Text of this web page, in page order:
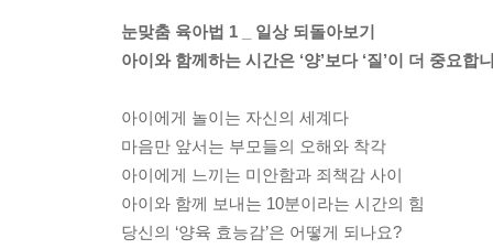
눈맞춤 육아법 1 _ 일상 되돌아보기
아이와 함께하는 시간은 ‘양’보다 ‘질’이 더 중요합
아이에게 놀이는 자신의 세계다
마음만 앞서는 부모들의 오해와 착각
아이에게 느끼는 미안함과 죄책감 사이
아이와 함께 보내는 10분이라는 시간의 힘
당신의 ‘양육 효능감’은 어떻게 되나요?